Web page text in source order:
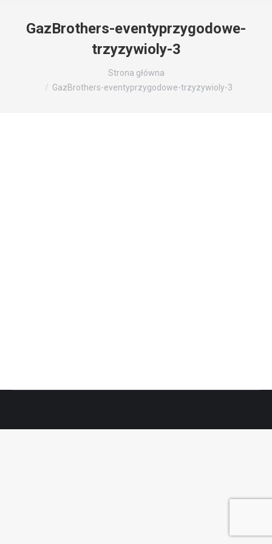
GazBrothers-eventyprzygodowe-
trzyzywioly-3
Strona główna
GazBrothers-eventyprzygodowe-trzyzywioly-3